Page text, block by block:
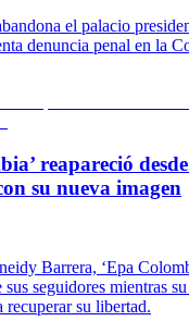
el palacio
denuncia penal en la
reapareció
su nueva imagen
Barrera, ‘Epa
sus seguidores mientras
recuperar su libertad.